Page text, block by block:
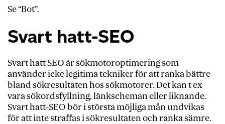
Se “Bot”.
Svart hatt-SEO
Svart hatt SEO är sökmotoroptimering som
använder icke legitima tekniker för att ranka bättre
bland sökresultaten hos sökmotorer. Det kan t ex
vara sökordsfyllning, länkscheman eller liknande.
Svart hatt-SEO bör i största möjliga mån undvikas
för att inte straffas i sökresultaten och ranka sämre.